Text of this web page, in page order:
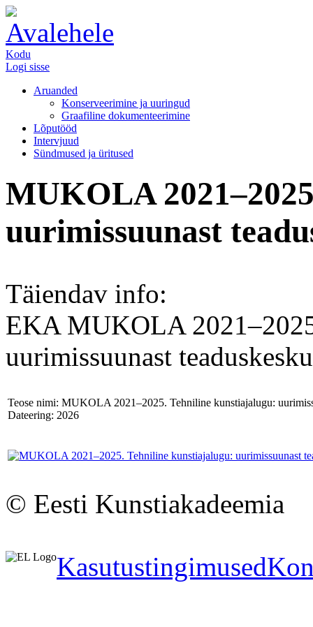
Kodu
Logi sisse
Aruanded
Konserveerimine ja uuringud
Graafiline dokumenteerimine
Lõputööd
Intervjuud
Sündmused ja üritused
MUKOLA
uurimissuunast
Täiendav info:
EKA MUKOLA
uurimissuunast
Teose nimi: MUKOLA 2021–2025. Tehniline kunstiajalugu:
Dateering: 2026
© Eesti Kunstiakadeemia
Kasutustingimused